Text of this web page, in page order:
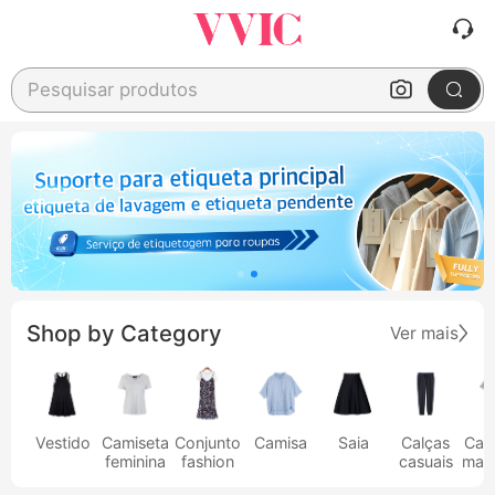
Pesquisar produtos
Shop by Category Ver mais
Vestido
Camiseta
feminina
Conjunto
fashion
Camisa Saia
Calças
casuais